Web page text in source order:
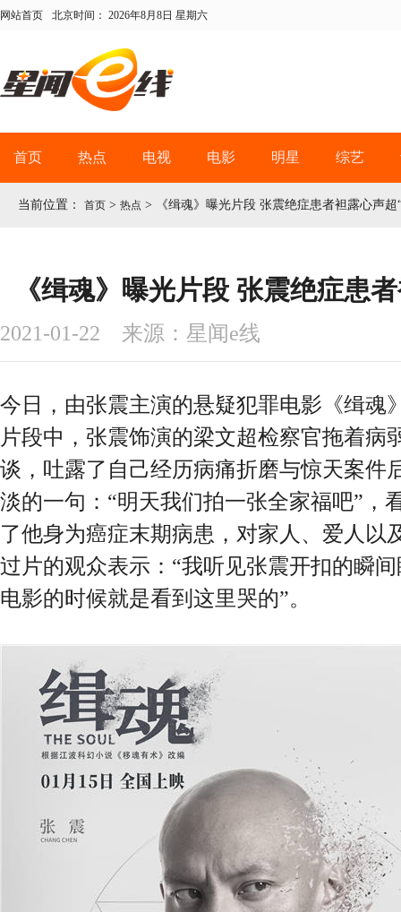
网站首页 北京时间： 2026年8月8日 星期六
首页 热点 电视 电影 明星 综艺
当前位置： 首页 > 热点 > 《缉魂》曝光片段 张震绝症患者袒露心声超
《缉魂》曝光片段 张震绝症患
2021-01-22 来源：星闻e线
今日，由张震主演的悬疑犯罪电影《缉魂
片段中，张震饰演的梁文超检察官拖着病
谈，吐露了自己经历病痛折磨与惊天案件
淡的一句：“明天我们拍一张全家福吧”，
了他身为癌症末期病患，对家人、爱人以
过片的观众表示：“我听见张震开扣的瞬
电影的时候就是看到这里哭的”。